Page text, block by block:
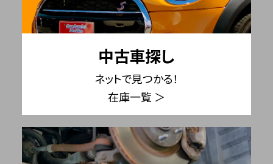
中古車探し
ネットで見つかる！
在庫一覧 ＞